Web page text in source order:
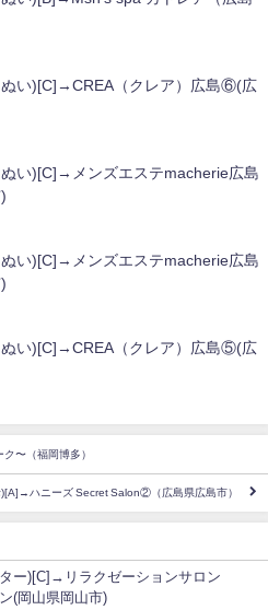
ぬい)[C]→CREA（クレア）広島⑥(広
い)[C]→メンズエステmacherie広島
い)[C]→メンズエステmacherie広島
ぬい)[C]→CREA（クレア）広島⑤(広
〜（福岡博多）
)[A]→ハニーズ Secret Salon②（広島県広島市）
ー)[C]→リラクゼーションサロン
(岡山県岡山市)